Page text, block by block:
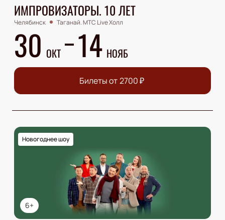
ИМПРОВИЗАТОРЫ. 10 ЛЕТ
Челябинск Таганай. МТС Live Холл
30 ОКТ 14 НОЯБ
Билеты от 2700₽
6+
Новогоднее шоу